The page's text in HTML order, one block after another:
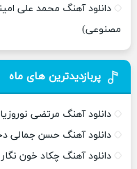
دانلود آهنگ محمد علی
مصنوعی)
پربازدیدترین های ماه
دانلود آهنگ مرتضی
دانلود آهنگ حسن جمالی
دانلود آهنگ چکاد خون نگار